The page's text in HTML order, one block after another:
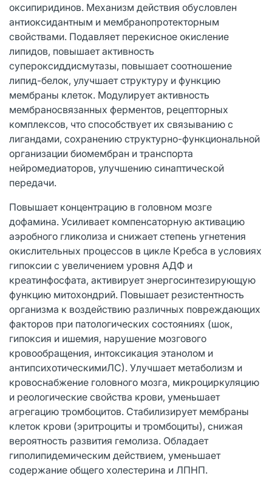
оксипиридинов. Механизм действия обусловлен
антиоксидантным и мембранопротекторным
свойствами. Подавляет перекисное окисление
липидов, повышает активность
супероксиддисмутазы, повышает соотношение
липид-белок, улучшает структуру и функцию
мембраны клеток. Модулирует активность
мембраносвязанных ферментов, рецепторных
комплексов, что способствует их связыванию с
лигандами, сохранению структурно-функциональной
организации биомембран и транспорта
нейромедиаторов, улучшению синаптической
передачи.
Повышает концентрацию в головном мозге
дофамина. Усиливает компенсаторную активацию
аэробного гликолиза и снижает степень угнетения
окислительных процессов в цикле Кребса в условиях
гипоксии с увеличением уровня АДФ и
креатинфосфата, активирует энергосинтезирующую
функцию митохондрий. Повышает резистентность
организма к воздействию различных повреждающих
факторов при патологических состояниях (шок,
гипоксия и ишемия, нарушение мозгового
кровообращения, интоксикация этанолом и
антипсихотическимиЛС). Улучшает метаболизм и
кровоснабжение головного мозга, микроциркуляцию
и реологические свойства крови, уменьшает
агрегацию тромбоцитов. Стабилизирует мембраны
клеток крови (эритроциты и тромбоциты), снижая
вероятность развития гемолиза. Обладает
гиполипидемическим действием, уменьшает
содержание общего холестерина и ЛПНП.